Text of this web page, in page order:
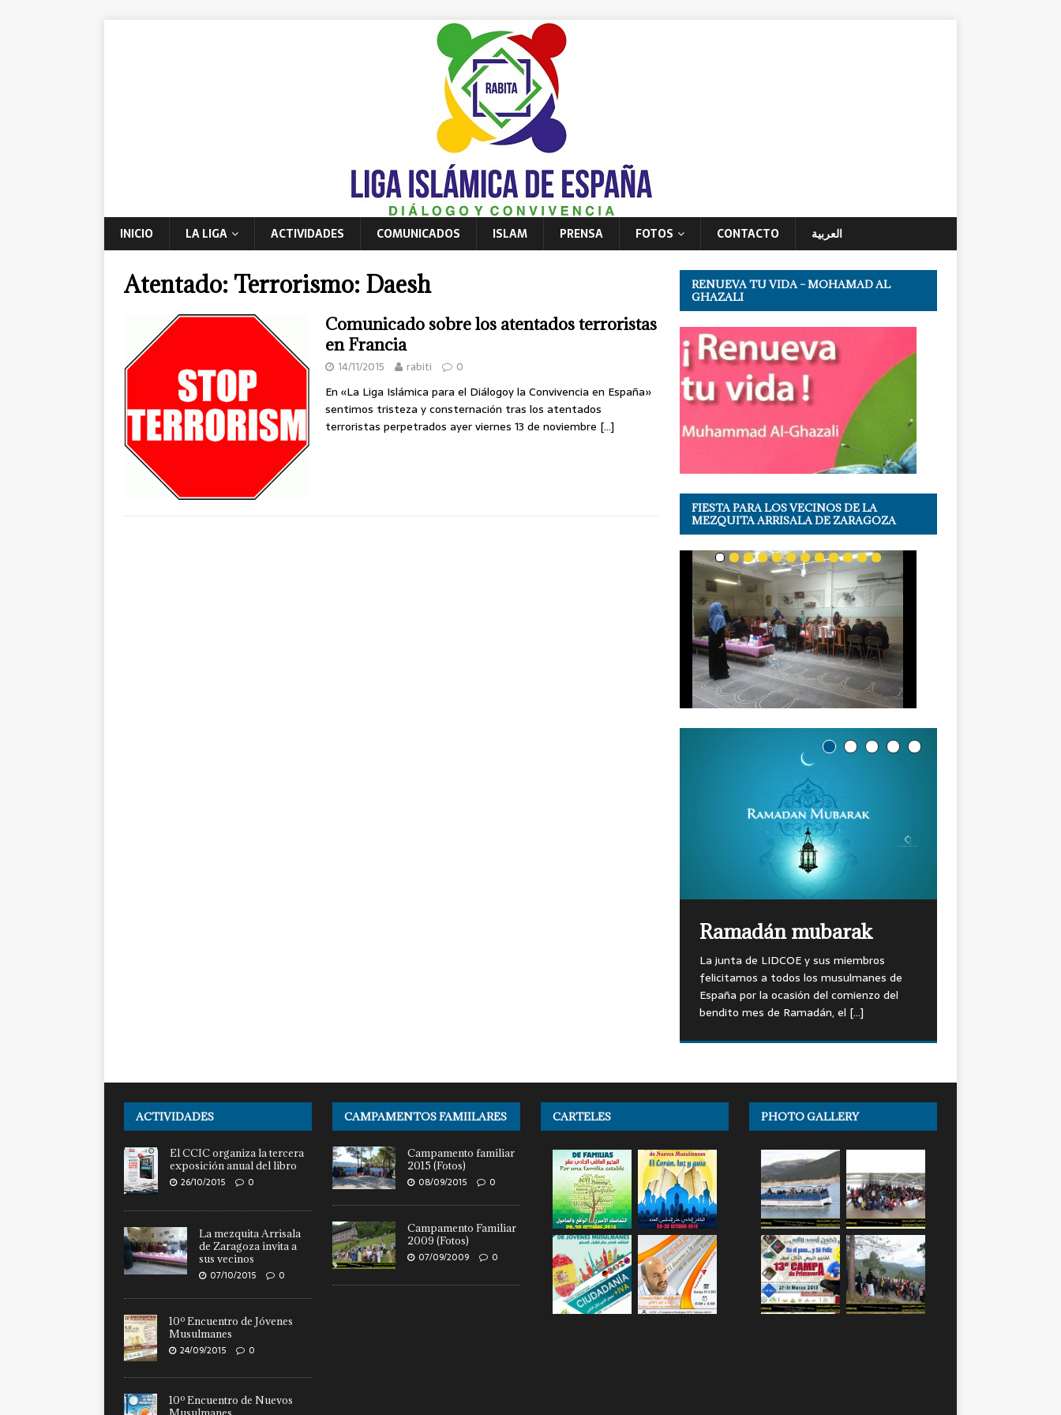
INICIO LA LIGA ACTIVIDADES COMUNICADOS ISLAM PRENSA FOTOS CONTACTO العربية
Atentado: Terrorismo: Daesh
Comunicado sobre los atentados terroristas
en Francia
14/11/2015 rabiti 0
En «La Liga Islámica para el Diálogoy la Convivencia en España»
sentimos tristeza y consternación tras los atentados
terroristas perpetrados ayer viernes 13 de noviembre […]
RENUEVA TU VIDA – MOHAMAD AL
GHAZALI
FIESTA PARA LOS VECINOS DE LA
MEZQUITA ARRISALA DE ZARAGOZA
Ramadán mubarak
La junta de LIDCOE y sus miembros
felicitamos a todos los musulmanes de
España por la ocasión del comienzo del
bendito mes de Ramadán, el […]
ACTIVIDADES
El CCIC organiza la tercera
exposición anual del libro
26/10/2015
0
La mezquita Arrisala
de Zaragoza invita a
sus vecinos
07/10/2015
0
10º Encuentro de Jóvenes
Musulmanes
24/09/2015
0
10º Encuentro de Nuevos
CAMPAMENTOS FAMIILARES
Campamento familiar
2015 (Fotos)
08/09/2015
0
Campamento Familiar
2009 (Fotos)
07/09/2009
0
CARTELES PHOTO GALLERY